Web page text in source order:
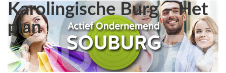
Karolingische Burg – Het
plan